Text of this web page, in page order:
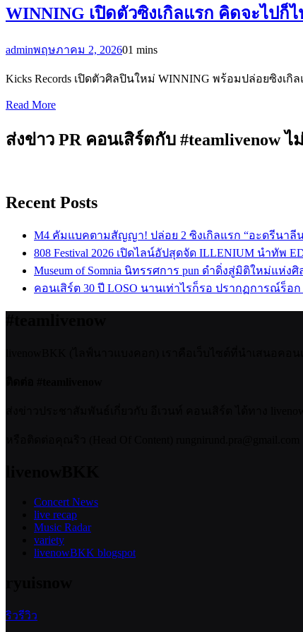
WINNING เปิดตัวซิงเกิลแรก คิดจะไปก็ไ
adminพฤษภาคม 2, 202601 mins
Kicks Records เปิดตัวศิลปินใหม่ WINNING พร้อมปล่อยซิงเ
Read More
ส่งข่าว PR คอนเสิร์ตกับ #teamlivenow
Recent Posts
M4 คัมแบคตามสัญญา! ปล่อย 2 ซิงเกิลแรก “อะดรีนาลี
808 Festival 2026 เปิดไลน์อัปสุดจัด ILLENIUM นำทัพ
Museum of Somnia นิทรรศการ pun ดำดิ่งสู่มิติใหม่แห่งศิ
คอนเสิร์ต 30 ปี LOSO นานเท่าไรก็รอ ปรากฏการณ์ร็อ
Concert News
live recap
Music Radar
variety
livenowBKK blogspot
ริวรีวิว